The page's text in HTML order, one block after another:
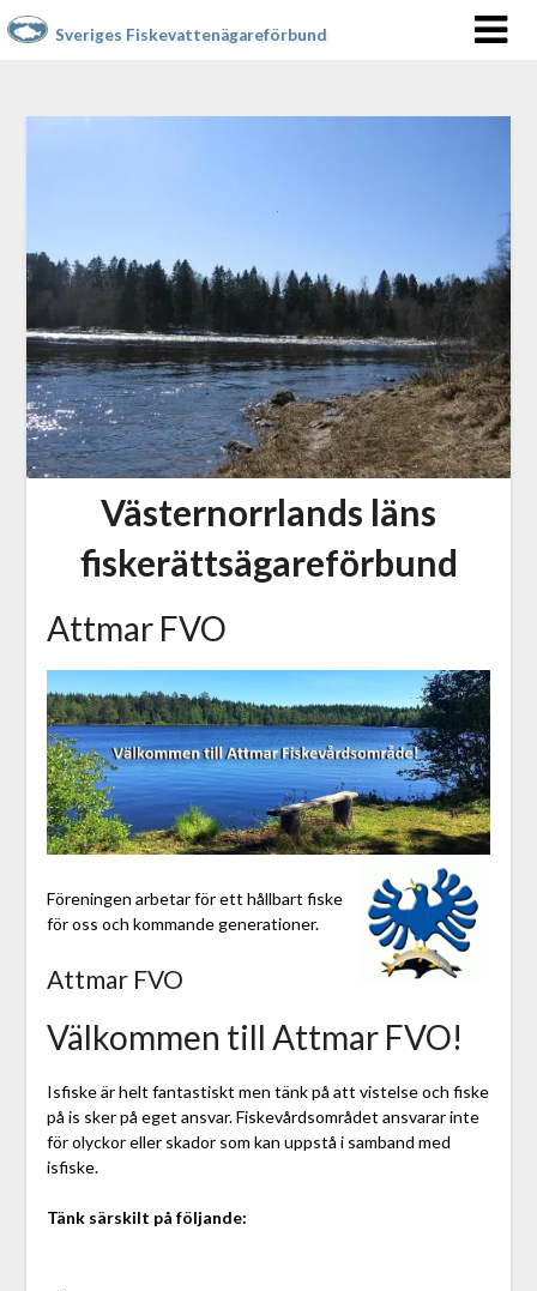
Sveriges Fiskevattenägareförbund
Västernorrlands läns
fiskerättsägareförbund
Attmar FVO
Föreningen arbetar för ett hållbart fiske
för oss och kommande generationer.
Attmar FVO
Välkommen till Attmar FVO!
Isfiske är helt fantastiskt men tänk på att vistelse och fiske
på is sker på eget ansvar. Fiskevårdsområdet ansvarar inte
för olyckor eller skador som kan uppstå i samband med
isfiske.
Tänk särskilt på följande: